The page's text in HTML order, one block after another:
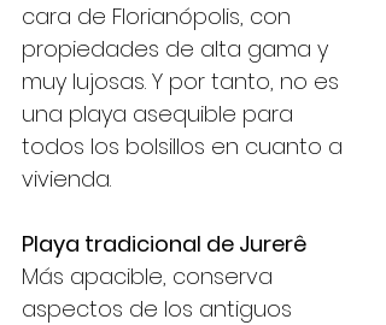
cara de Florianópolis, con
propiedades de alta gama y
muy lujosas. Y por tanto, no es
una playa asequible para
todos los bolsillos en cuanto a
vivienda.
Playa tradicional de Jurerê
Más apacible, conserva
aspectos de los antiguos